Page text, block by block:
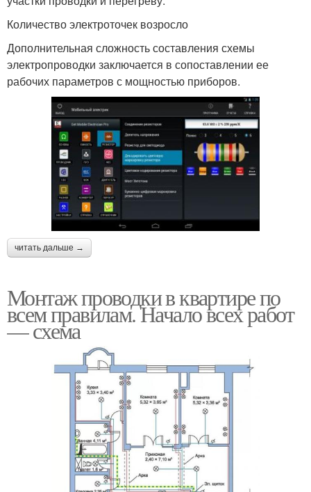
Количество электроточек возросло
Дополнительная сложность составления схемы
электропроводки заключается в сопоставлении ее
рабочих параметров с мощностью приборов.
читать дальше →
Монтаж проводки в квартире по
всем правилам. Начало всех работ
— схема